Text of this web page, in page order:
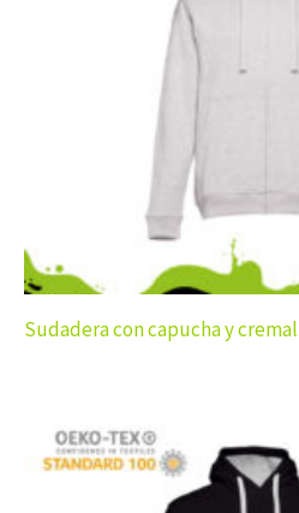
Sudadera con capucha y